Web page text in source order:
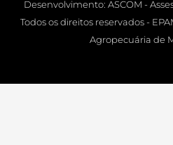
Desenvolvimento: ASCOM -
Todos os direitos reservados -
Agropecuária de